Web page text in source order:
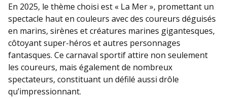
En 2025, le thème choisi est « La Mer », promettant un
spectacle haut en couleurs avec des coureurs déguisés
en marins, sirènes et créatures marines gigantesques,
côtoyant super-héros et autres personnages
fantasques. Ce carnaval sportif attire non seulement
les coureurs, mais également de nombreux
spectateurs, constituant un défilé aussi drôle
qu’impressionnant.